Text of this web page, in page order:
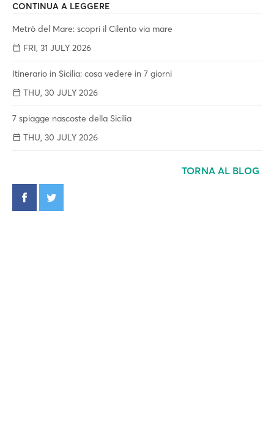
CONTINUA A LEGGERE
Metrò del Mare: scopri il Cilento via mare
FRI, 31 JULY 2026
Itinerario in Sicilia: cosa vedere in 7 giorni
THU, 30 JULY 2026
7 spiagge nascoste della Sicilia
THU, 30 JULY 2026
TORNA AL BLOG